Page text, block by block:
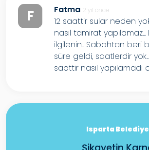
F Fatma 2 yıl önce
12 saattir sular neden
nasıl tamirat
ilgilenin.. Sabahtan beri
süre geldi, saatlerdir yok..
saattir nasıl yapılamadı
Isparta